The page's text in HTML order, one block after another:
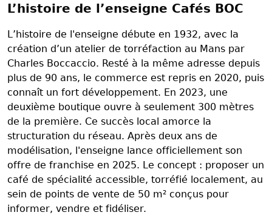
L’histoire de l’enseigne Cafés BOC
L’histoire de l'enseigne débute en 1932, avec la
création d’un atelier de torréfaction au Mans par
Charles Boccaccio. Resté à la même adresse depuis
plus de 90 ans, le commerce est repris en 2020, puis
connaît un fort développement. En 2023, une
deuxième boutique ouvre à seulement 300 mètres
de la première. Ce succès local amorce la
structuration du réseau. Après deux ans de
modélisation, l'enseigne lance officiellement son
offre de franchise en 2025. Le concept : proposer un
café de spécialité accessible, torréfié localement, au
sein de points de vente de 50 m² conçus pour
informer, vendre et fidéliser.